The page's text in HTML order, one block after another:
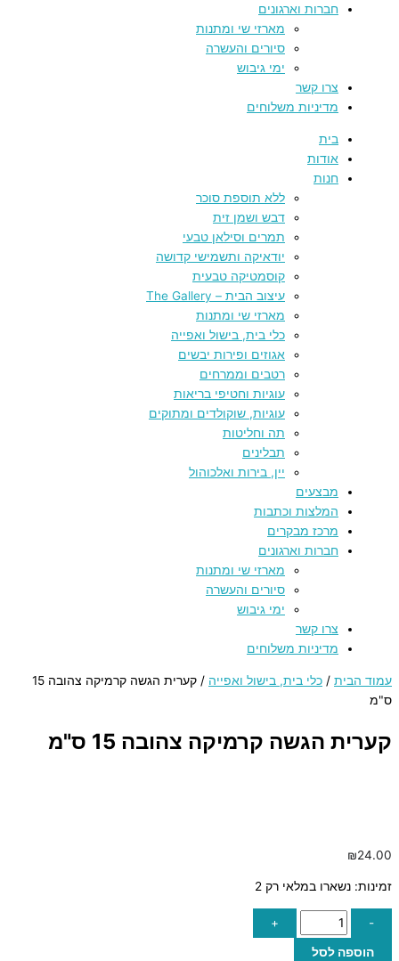
חברות וארגונים
מארזי שי ומתנות
סיורים והעשרה
ימי גיבוש
צרו קשר
מדיניות משלוחים
בית
אודות
חנות
ללא תוספת סוכר
דבש ושמן זית
תמרים וסילאן טבעי
יודאיקה ותשמישי קדושה
קוסמטיקה טבעית
עיצוב הבית – The Gallery
מארזי שי ומתנות
כלי בית, בישול ואפייה
אגוזים ופירות יבשים
רטבים וממרחים
עוגיות וחטיפי בריאות
עוגיות, שוקולדים ומתוקים
תה וחליטות
תבלינים
יין, בירות ואלכוהול
מבצעים
המלצות וכתבות
מרכז מבקרים
חברות וארגונים
מארזי שי ומתנות
סיורים והעשרה
ימי גיבוש
צרו קשר
מדיניות משלוחים
עמוד הבית / כלי בית, בישול ואפייה
/ קערית הגשה קרמיקה צהובה 15
ס"מ
קערית הגשה קרמיקה צהובה 15 ס"מ
₪24.00
זמינות: נשארו במלאי רק 2
-
+
הוספה לסל